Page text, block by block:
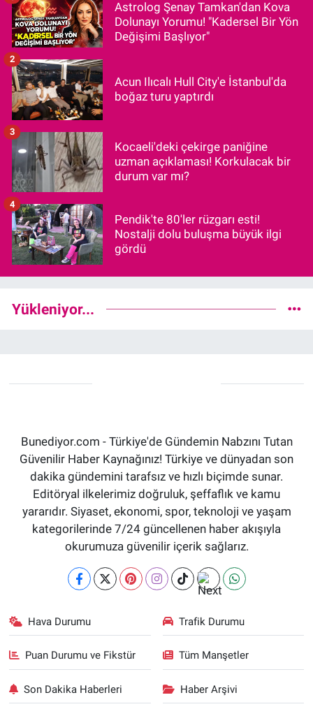
Astrolog Şenay Tamkan'dan Kova
Dolunayı Yorumu! "Kadersel Bir Yön
Değişimi Başlıyor"
Acun Ilıcalı Hull City'e İstanbul'da
boğaz turu yaptırdı
2
Kocaeli'deki çekirge paniğine
uzman açıklaması! Korkulacak bir
durum var mı?
3
Pendik'te 80'ler rüzgarı esti!
Nostalji dolu buluşma büyük ilgi
gördü
4
Yükleniyor...
Bunediyor.com - Türkiye'de Gündemin Nabzını Tutan
Güvenilir Haber Kaynağınız! Türkiye ve dünyadan son
dakika gündemini tarafsız ve hızlı biçimde sunar.
Editöryal ilkelerimiz doğruluk, şeffaflık ve kamu
yararıdır. Siyaset, ekonomi, spor, teknoloji ve yaşam
kategorilerinde 7/24 güncellenen haber akışıyla
okurumuza güvenilir içerik sağlarız.
Hava Durumu Trafik Durumu
Puan Durumu ve Fikstür Tüm Manşetler
Son Dakika Haberleri Haber Arşivi